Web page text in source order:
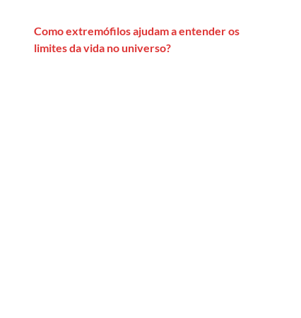
todo o conteúdo do dossiê Memória e Preservação
Como extremófilos ajudam a entender os
limites da vida no universo?